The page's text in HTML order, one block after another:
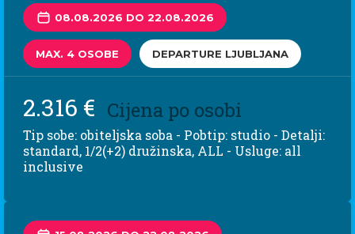
08.08.2026 DO 22.08.2026
MAX. 4 OSOBE DEPARTURE LJUBLJANA
2.316 € Cijena po osobi
Tip sobe: obiteljska soba - Pobtip: studio - Detalji:
standard, 1/2(+2) družinska, ALL - Usluge: all
inclusive